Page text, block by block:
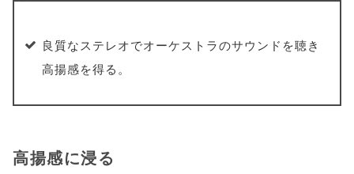
良質なステレオでオーケストラのサウンドを聴き
高揚感を得る。
高揚感に浸る